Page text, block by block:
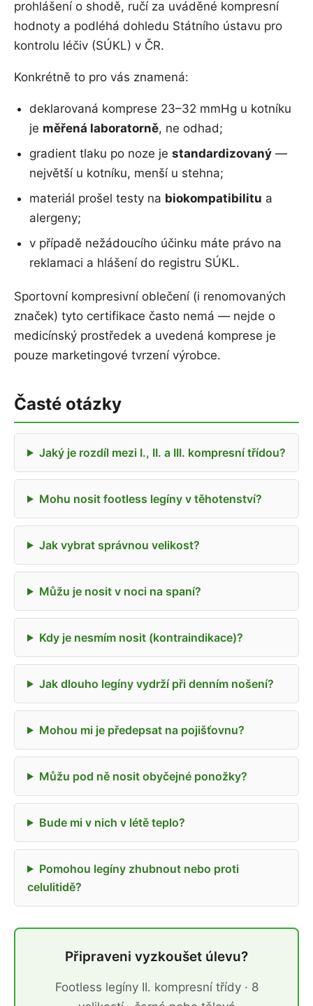
prohlášení o shodě, ručí za uváděné kompresní
hodnoty a podléhá dohledu Státního ústavu pro
kontrolu léčiv (SÚKL) v ČR.
Konkrétně to pro vás znamená:
deklarovaná komprese 23–32 mmHg u kotníku
je měřená laboratorně, ne odhad;
gradient tlaku po noze je standardizovaný —
největší u kotníku, menší u stehna;
materiál prošel testy na biokompatibilitu a
alergeny;
v případě nežádoucího účinku máte právo na
reklamaci a hlášení do registru SÚKL.
Sportovní kompresivní oblečení (i renomovaných
značek) tyto certifikace často nemá — nejde o
medicínský prostředek a uvedená komprese je
pouze marketingové tvrzení výrobce.
Časté otázky
Jaký je rozdíl mezi I., II. a III. kompresní třídou?
Mohu nosit footless legíny v těhotenství?
Jak vybrat správnou velikost?
Můžu je nosit v noci na spaní?
Kdy je nesmím nosit (kontraindikace)?
Jak dlouho legíny vydrží při denním nošení?
Mohou mi je předepsat na pojišťovnu?
Můžu pod ně nosit obyčejné ponožky?
Bude mi v nich v létě teplo?
Pomohou legíny zhubnout nebo proti
celulitidě?
Připraveni vyzkoušet úlevu?
Footless legíny II. kompresní třídy · 8